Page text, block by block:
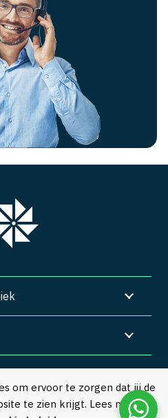
om ervoor te zorgen dat jij de
te zien krijgt. Lees meer in
| Privacy